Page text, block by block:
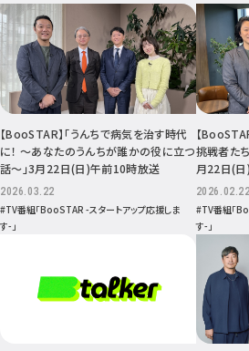
【BooSTAR】「うんちで病気を治す時代
に！ ～あなたのうんちが誰かの役に立つ
話～」3月22日(日)午前10時放送
2026.03.22
#TV番組「BooSTAR -スタートアップ応援しま
す-」
【
挑戦者た
月22日(
2026.02.22
#TV番組「
す-」